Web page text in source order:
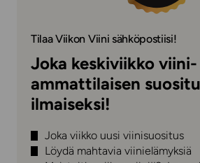
Tilaa Viikon Viini sähköpostiisi!
Joka keskiviikko viini-
ammattilaisen
ilmaiseksi!
Joka viikko uusi viinisuositus
Löydä mahtavia viinielämyksiä